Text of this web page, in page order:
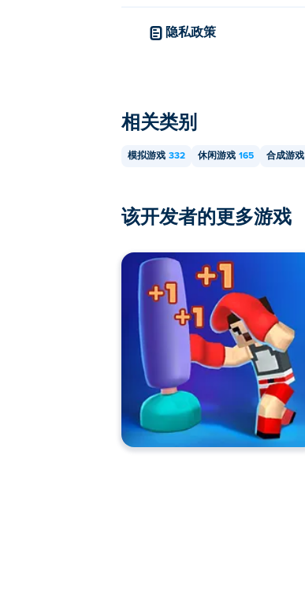
隐私政策
相关类别
模拟游戏 332 休闲游戏 165 合成游戏
该开发者的更多游戏